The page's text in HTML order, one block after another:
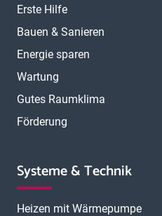
Erste Hilfe
Bauen & Sanieren
Energie sparen
Wartung
Gutes Raumklima
Förderung
Systeme & Technik
Heizen mit Wärmepumpe